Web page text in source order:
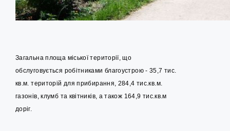
Загальна площа міської території, що
обслуговується робітниками благоустрою - 35,7 тис.
кв.м. територій для прибирання, 284,4 тис.кв.м.
газонів, клумб та квітників, а також 164,9 тис.кв.м
доріг.